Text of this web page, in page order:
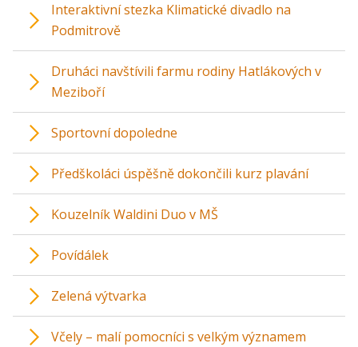
Interaktivní stezka Klimatické divadlo na
Podmitrově
Druháci navštívili farmu rodiny Hatlákových v
Meziboří
Sportovní dopoledne
Předškoláci úspěšně dokončili kurz plavání
Kouzelník Waldini Duo v MŠ
Povídálek
Zelená výtvarka
Včely – malí pomocníci s velkým významem